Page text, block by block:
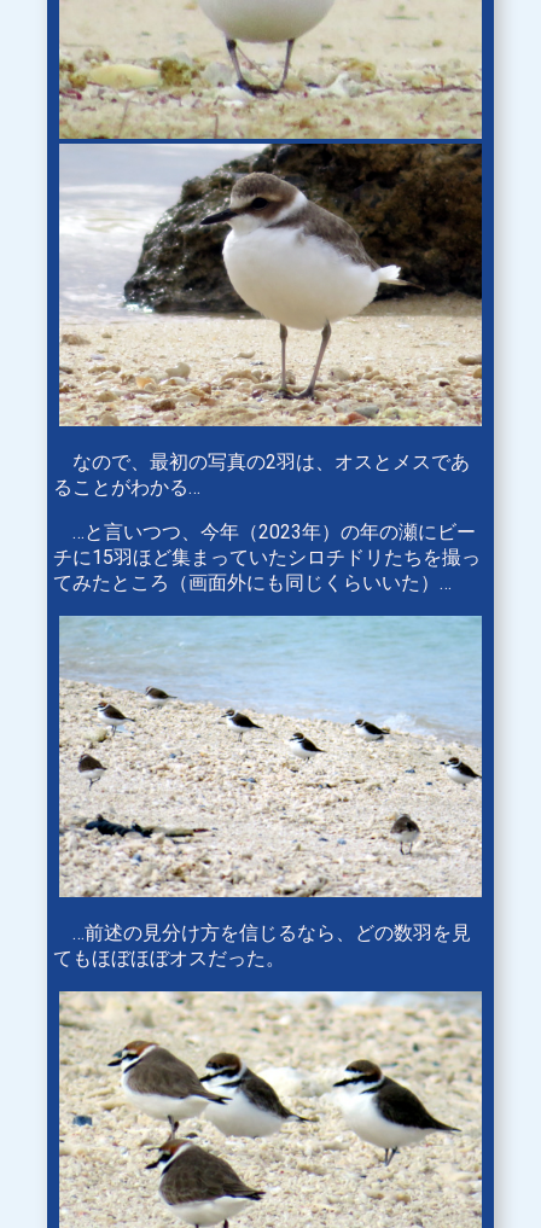
なので、最初の写真の2羽は、オスとメスであ
ることがわかる…
…と言いつつ、今年（2023年）の年の瀬にビー
チに15羽ほど集まっていたシロチドリたちを撮っ
てみたところ（画面外にも同じくらいいた）…
…前述の見分け方を信じるなら、どの数羽を見
てもほぼほぼオスだった。